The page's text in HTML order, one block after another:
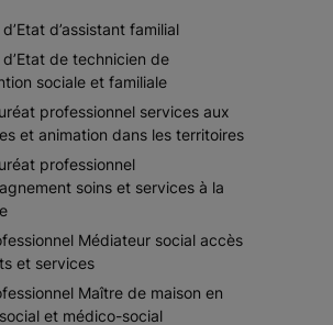
d’assistant familial
de technicien de
sociale et familiale
professionnel services aux
et animation dans les territoires
professionnel
soins et services à la
Médiateur social accès
et services
Maître de maison en
et médico-social